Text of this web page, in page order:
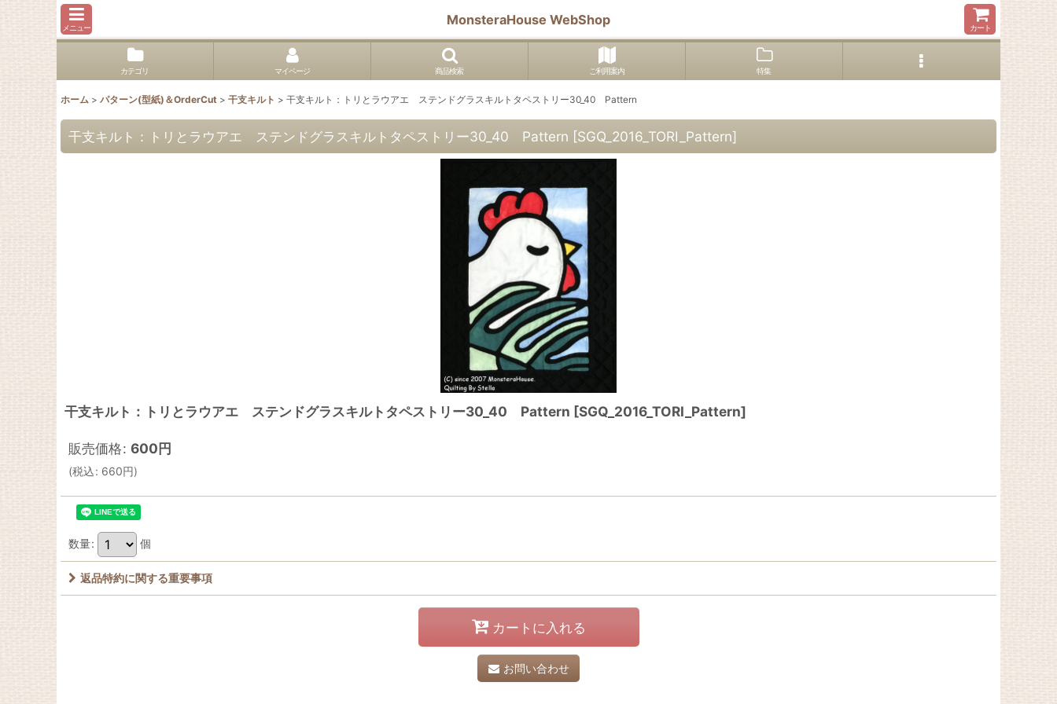
メニュー
MonsteraHouse WebShop
カート
カテゴリ マイページ 商品検索 ご利用案内 特集
ホーム > パターン(型紙)＆OrderCut > 干支キルト > 干支キルト：トリとラウアエ ステンドグラスキルトタペストリー30_40 Pattern
干支キルト：トリとラウアエ ステンドグラスキルトタペストリー30_40 Pattern [SGQ_2016_TORI_Pattern]
干支キルト：トリとラウアエ ステンドグラスキルトタペストリー30_40 Pattern [SGQ_2016_TORI_Pattern]
販売価格: 600円
(税込: 660円)
数量: 個
返品特約に関する重要事項
カートに入れる
お問い合わせ